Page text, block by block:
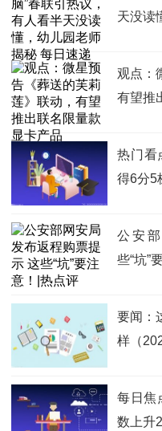
天没读
观点：
有望推
热门看
得6分5
公安
些“坑”
要闻：
样（
每日焦
数上升